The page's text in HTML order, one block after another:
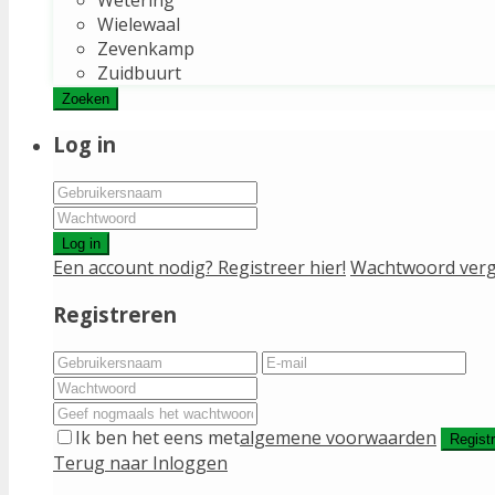
Wielewaal
Zevenkamp
Zuidbuurt
Zoeken
Log in
Log in
Een account nodig? Registreer hier! Wachtwoord
Registreren
Ik ben het eens metalgemene voorwaarden
Terug naar Inloggen